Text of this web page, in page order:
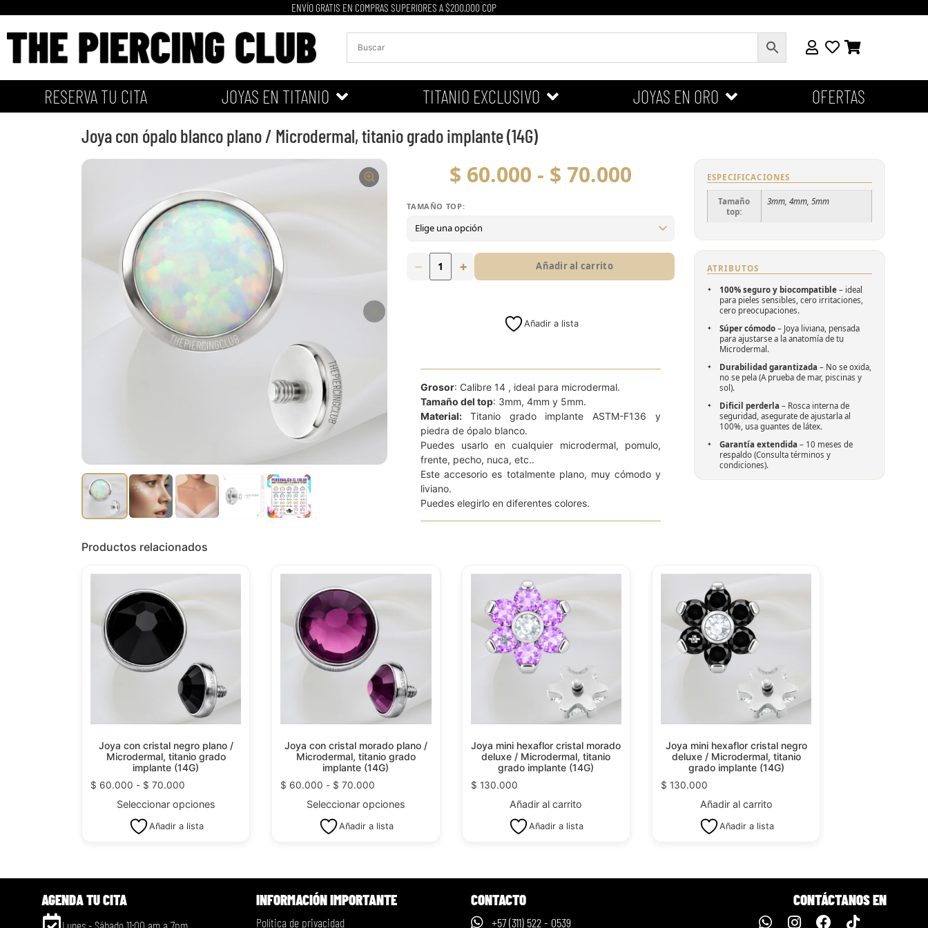
ENVÍO GRATIS EN COMPRAS SUPERIORES A $200.000 COP
RESERVA TU CITA JOYAS EN TITANIO TITANIO EXCLUSIVO JOYAS EN ORO
OFERTAS
Joya con ópalo blanco plano / Microdermal, titanio grado implante (14G)
›
$ 60.000 - $ 70.000
3mm 4mm
TAMAÑO TOP:
− + Añadir al carrito
Añadir a lista
Grosor: Calibre 14 , ideal para microdermal.
Tamaño del top: 3mm, 4mm y 5mm.
Material: Titanio grado implante ASTM-F136 y
piedra de ópalo blanco.
Puedes usarlo en cualquier microdermal, pomulo,
frente, pecho, nuca, etc..
Este accesorio es totalmente plano, muy cómodo y
liviano.
Puedes elegirlo en diferentes colores.
ESPECIFICACIONES
Tamaño
top:
3mm, 4mm, 5mm
ATRIBUTOS
100% seguro y biocompatible– ideal
para pieles sensibles, cero irritaciones,
cero preocupaciones.
Súper cómodo– Joya liviana, pensada
para ajustarse a la anatomía de tu
Microdermal.
Durabilidad garantizada – No se oxida,
no se pela (A prueba de mar, piscinas y
sol).
Dificil perderla – Rosca interna de
seguridad, asegurate de ajustarla al
100%, usa guantes de látex.
Garantía extendida – 10 meses de
respaldo (Consulta términos y
condiciones).
Productos relacionados
Joya con cristal negro plano /
Microdermal, titanio grado
implante (14G)
$ 60.000 - $ 70.000
Seleccionar opciones
Añadir a lista
Joya con cristal morado plano /
Microdermal, titanio grado
implante (14G)
$ 60.000 - $ 70.000
Seleccionar opciones
Añadir a lista
Joya mini hexaflor cristal morado
deluxe / Microdermal, titanio
grado implante (14G)
$ 130.000
Añadir al carrito
Añadir a lista
Joya mini hexaflor cristal negro
deluxe / Microdermal, titanio
grado implante (14G)
$ 130.000
Añadir al carrito
Añadir a lista
AGENDA TU CITA INFORMACIÓN IMPORTANTE
Política de privacidad
CONTACTO
+57 (311) 522 - 0539
CONTÁCTANOS EN